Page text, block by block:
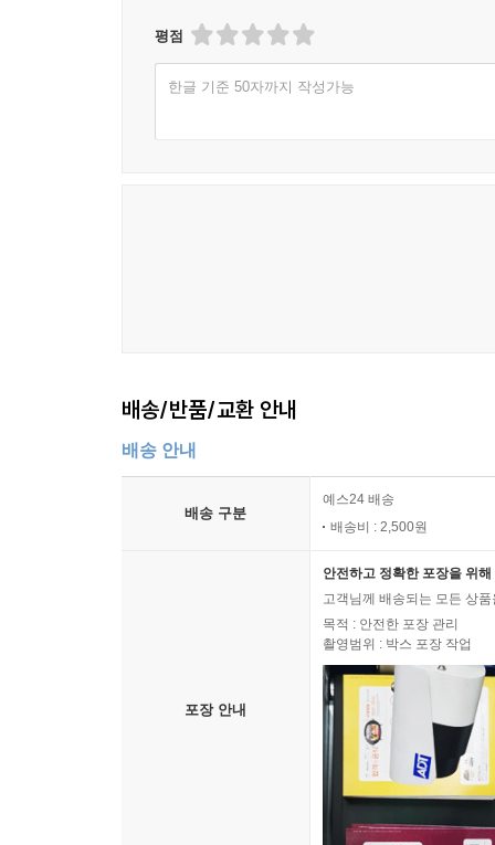
평점
한글 기준 50자까지 작성가능
배송/반품/교환 안내
배송 안내
배송 구분
예스24 배송
배송비 : 2,500원
포장 안내
안전하고 정확한 포장을 위
고객님께 배송되는 모든 상
목적 : 안전한 포장 관리
촬영범위 : 박스 포장 작업